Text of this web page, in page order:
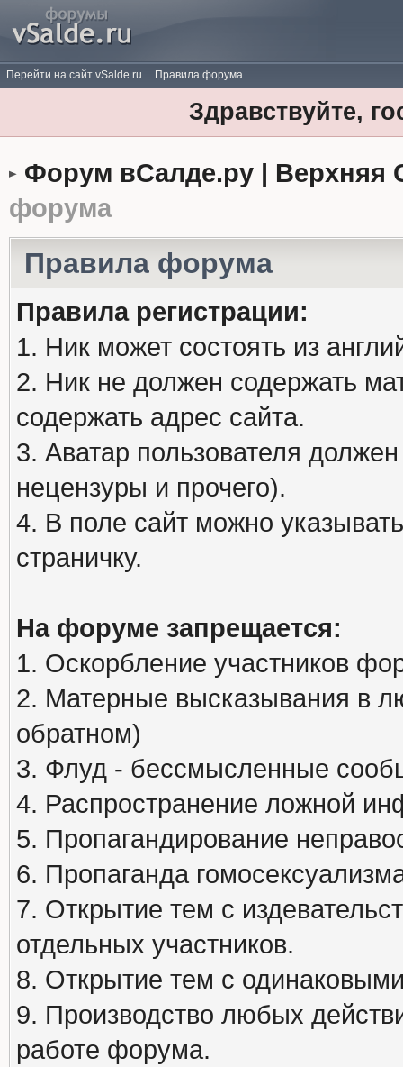
Перейти на сайт vSalde.ru Правила форума
Здравствуйте,
Форум вСалде.ру | Верхняя
форума
Правила форума
Правила регистрации:
1. Ник может состоять из
2. Ник не должен содержать
содержать адрес сайта.
3. Аватар пользователя
нецензуры и прочего).
4. В поле сайт можно
страничку.
На форуме запрещается:
1. Оскорбление участников
2. Матерные высказывания в
обратном)
3. Флуд - бессмысленные
4. Распространение ложной
5. Пропагандирование
6. Пропаганда
7. Открытие тем с
отдельных участников.
8. Открытие тем с
9. Производство любых
работе форума.